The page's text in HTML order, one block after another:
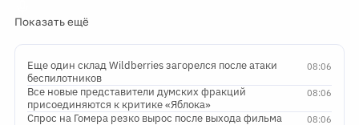
Показать ещё
08:06
Еще один склад Wildberries загорелся после атаки
беспилотников
08:06
Все новые представители думских фракций
присоединяются к критике «Яблока»
08:06
Спрос на Гомера резко вырос после выхода фильма